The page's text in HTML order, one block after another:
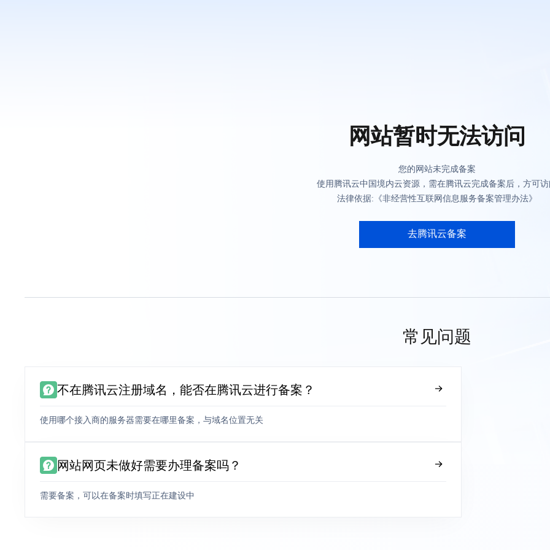
网站暂时无法访问
您的网站未完成备案
使用腾讯云中国境内云资源，需在腾讯云完成备案后，方可
法律依据:《非经营性互联网信息服务备案管理办法》
去腾讯云备案
常见问题
不在腾讯云注册域名，能否在腾讯云进行备案？
使用哪个接入商的服务器需要在哪里备案，与域名位置无关
网站网页未做好需要办理备案吗？
需要备案，可以在备案时填写正在建设中